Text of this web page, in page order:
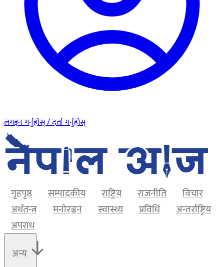
लगइन गर्नुहोस् / दर्ता गर्नुहोस्
गृहपृष्ठ सम्पादकीय राष्ट्रिय राजनीति
विचार
अर्थतन्त्र
मनोरञ्जन स्वास्थ्य प्रविधि
अन्तर्राष्ट्रिय
अपराध
अन्य